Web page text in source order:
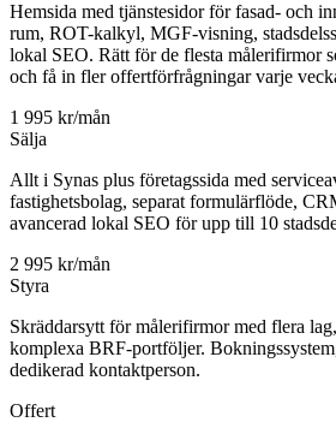
Hemsida med tjänstesidor för fasad- och
rum, ROT-kalkyl, MGF-visning,
lokal SEO. Rätt för de flesta målerifirmor
och få in fler offertförfrågningar varje
1 995 kr/mån
Sälja
Allt i Synas plus företagssida med
fastighetsbolag, separat formulärflöde,
avancerad lokal SEO för upp till 10
2 995 kr/mån
Styra
Skräddarsytt för målerifirmor med flera
komplexa BRF-portföljer.
dedikerad kontaktperson.
Offert